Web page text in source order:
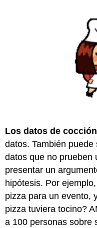
Los datos de cocción
datos. También
datos que no prueben
presentar un
hipótesis. Por
pizza para un evento,
pizza tuviera tocino?
a 100 personas sobre